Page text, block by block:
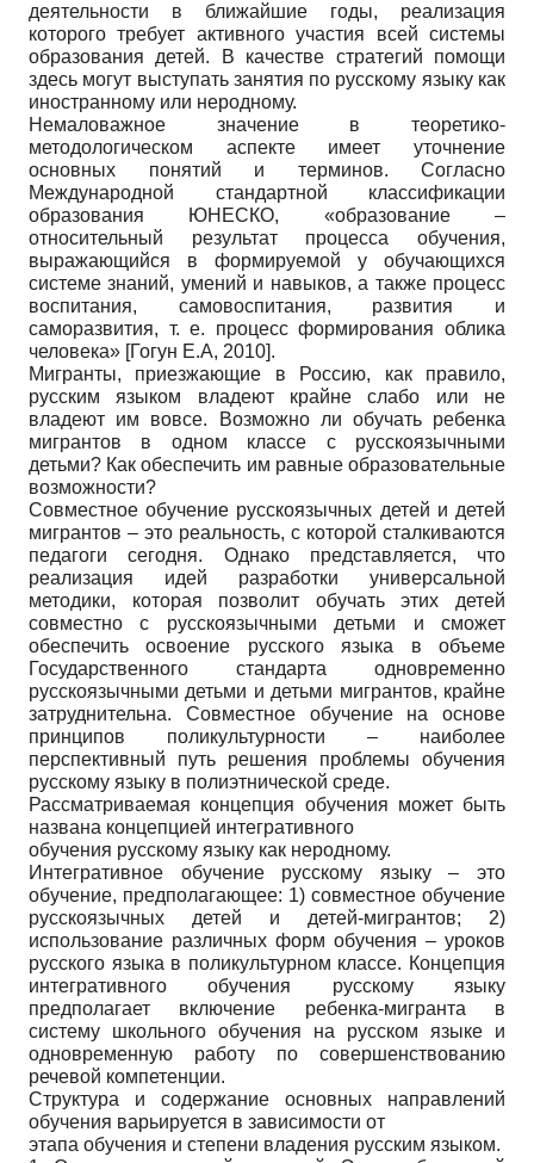
деятельности в ближайшие годы, реализация
которого требует активного участия всей системы
образования детей. В качестве стратегий помощи
здесь могут выступать занятия по русскому языку как
иностранному или неродному.
Немаловажное значение в теоретико-
методологическом аспекте имеет уточнение
основных понятий и терминов. Согласно
Международной стандартной классификации
образования ЮНЕСКО, «образование –
относительный результат процесса обучения,
выражающийся в формируемой у обучающихся
системе знаний, умений и навыков, а также процесс
воспитания, самовоспитания, развития и
саморазвития, т. е. процесс формирования облика
человека» [Гогун Е.А, 2010].
Мигранты, приезжающие в Россию, как правило,
русским языком владеют крайне слабо или не
владеют им вовсе. Возможно ли обучать ребенка
мигрантов в одном классе с русскоязычными
детьми? Как обеспечить им равные образовательные
возможности?
Совместное обучение русскоязычных детей и детей
мигрантов – это реальность, с которой сталкиваются
педагоги сегодня. Однако представляется, что
реализация идей разработки универсальной
методики, которая позволит обучать этих детей
совместно с русскоязычными детьми и сможет
обеспечить освоение русского языка в объеме
Государственного стандарта одновременно
русскоязычными детьми и детьми мигрантов, крайне
затруднительна. Совместное обучение на основе
принципов поликультурности – наиболее
перспективный путь решения проблемы обучения
русскому языку в полиэтнической среде.
Рассматриваемая концепция обучения может быть
названа концепцией интегративного
обучения русскому языку как неродному.
Интегративное обучение русскому языку – это
обучение, предполагающее: 1) совместное обучение
русскоязычных детей и детей-мигрантов; 2)
использование различных форм обучения – уроков
русского языка в поликультурном классе. Концепция
интегративного обучения русскому языку
предполагает включение ребенка-мигранта в
систему школьного обучения на русском языке и
одновременную работу по совершенствованию
речевой компетенции.
Структура и содержание основных направлений
обучения варьируется в зависимости от
этапа обучения и степени владения русским языком.